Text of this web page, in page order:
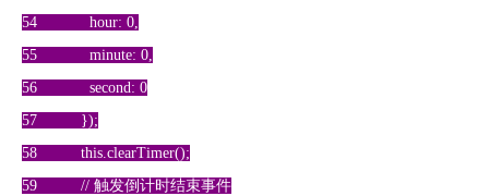
54 hour: 0,
55 minute: 0,
56 second: 0
57 });
58 this.clearTimer();
59 // 触发倒计时结束事件